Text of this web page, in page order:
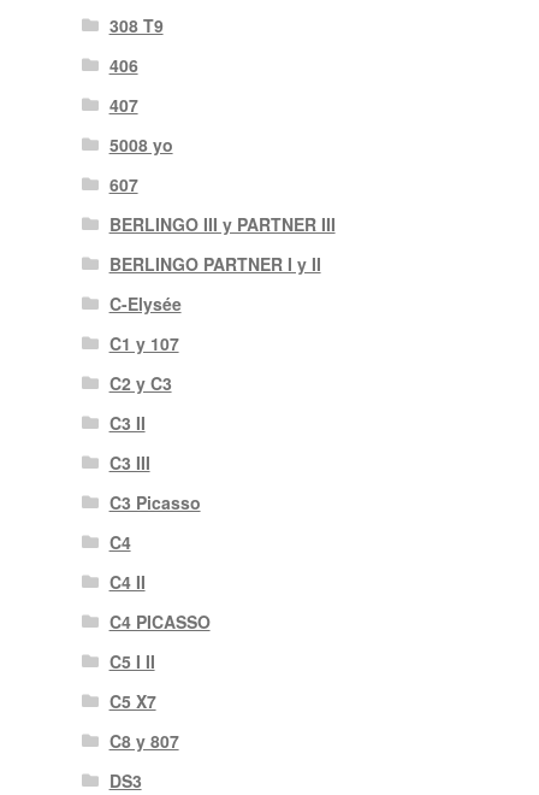
308 T9
406
407
5008 yo
607
BERLINGO III y PARTNER III
BERLINGO PARTNER I y II
C-Elysée
C1 y 107
C2 y C3
C3 II
C3 III
C3 Picasso
C4
C4 II
C4 PICASSO
C5 I II
C5 X7
C8 y 807
DS3